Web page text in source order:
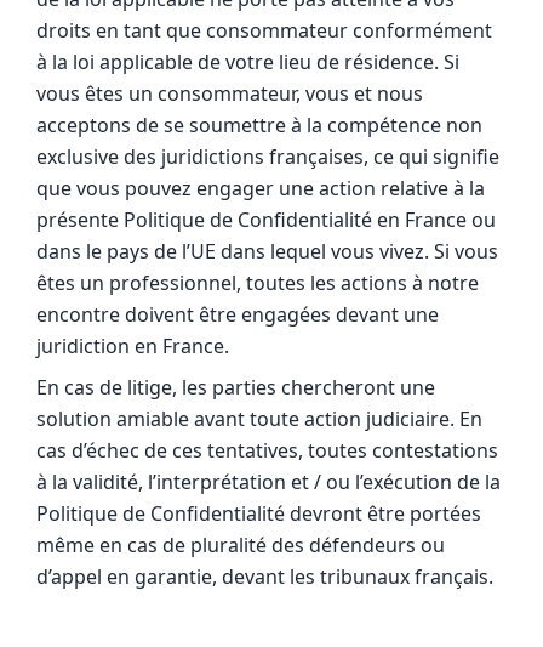
droits en tant que consommateur conformément
à la loi applicable de votre lieu de résidence. Si
vous êtes un consommateur, vous et nous
acceptons de se soumettre à la compétence non
exclusive des juridictions françaises, ce qui signifie
que vous pouvez engager une action relative à la
présente Politique de Confidentialité en France ou
dans le pays de l’UE dans lequel vous vivez. Si vous
êtes un professionnel, toutes les actions à notre
encontre doivent être engagées devant une
juridiction en France.
En cas de litige, les parties chercheront une
solution amiable avant toute action judiciaire. En
cas d’échec de ces tentatives, toutes contestations
à la validité, l’interprétation et / ou l’exécution de la
Politique de Confidentialité devront être portées
même en cas de pluralité des défendeurs ou
d’appel en garantie, devant les tribunaux français.